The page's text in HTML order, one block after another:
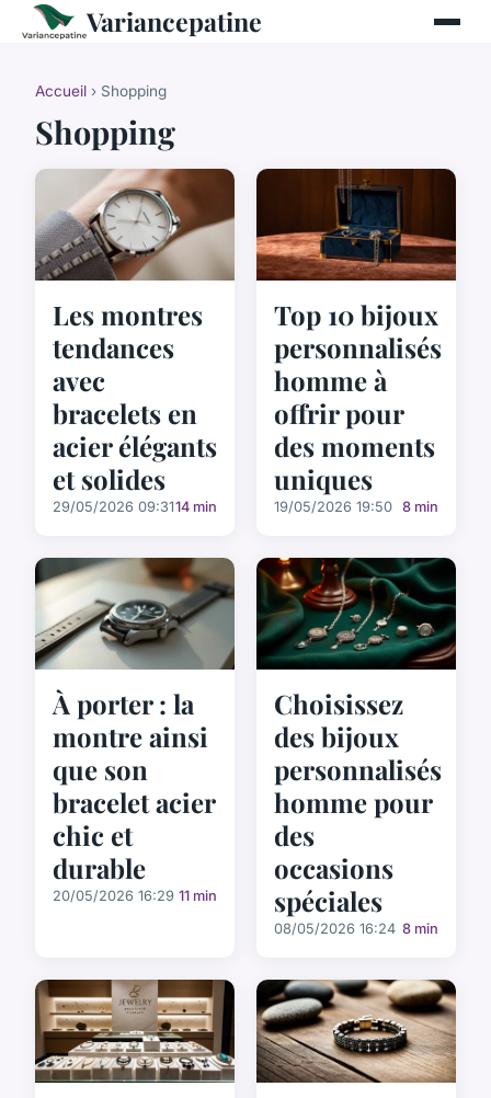
Variancepatine
Accueil › Shopping
Shopping
Les montres
tendances
avec
bracelets en
acier élégants
et solides
29/05/2026 09:3114 min
Top 10 bijoux
personnalisés
homme à
offrir pour
des moments
uniques
19/05/2026 19:50 8 min
À porter : la
montre ainsi
que son
bracelet acier
chic et
durable
20/05/2026 16:29 11 min
Choisissez
des bijoux
personnalisés
homme pour
des
occasions
spéciales
08/05/2026 16:24 8 min